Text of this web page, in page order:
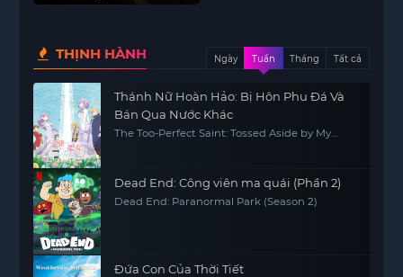
THỊNH HÀNH Ngày Tuần Tháng Tất cả
Thánh Nữ Hoàn Hảo: Bị Hôn Phu Đá Và
Bán Qua Nước Khác
The Too-Perfect Saint: Tossed Aside by My
Dead End: Công viên ma quái (Phần 2)
Dead End: Paranormal Park (Season 2)
Đứa Con Của Thời Tiết